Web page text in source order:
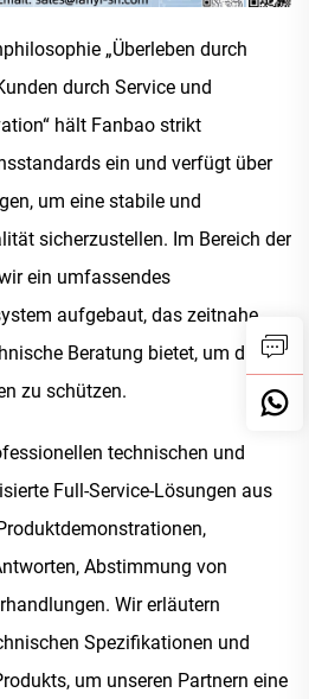
„Überleben durch
durch Service und
hält Fanbao strikt
ein und verfügt über
um eine stabile und
sicherzustellen. Im Bereich der
ein umfassendes
aufgebaut, das zeitnahe
Beratung bietet, um die
zu schützen.
technischen und
Full-Service-Lösungen aus
Abstimmung von
Wir erläutern
Spezifikationen und
um unseren Partnern eine